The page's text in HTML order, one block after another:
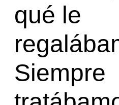
qué le
Siempre